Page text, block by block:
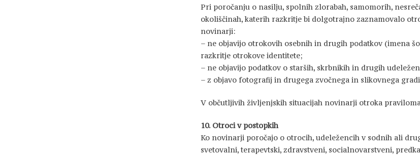
Pri poročanju o nasilju, spolnih zlorabah, samomorih,
okoliščinah, katerih razkritje bi dolgotrajno zaznamovalo
novinarji:
– ne objavijo otrokovih osebnih in drugih podatkov (imena
razkritje otrokove identitete;
– ne objavijo podatkov o starših, skrbnikih in drugih
– z objavo fotografij in drugega zvočnega in slikovnega
V občutljivih življenjskih situacijah novinarji otroka
10. Otroci v postopkih
Ko novinarji poročajo o otrocih, udeležencih v sodnih ali
svetovalni, terapevtski, zdravstveni, socialnovarstveni,